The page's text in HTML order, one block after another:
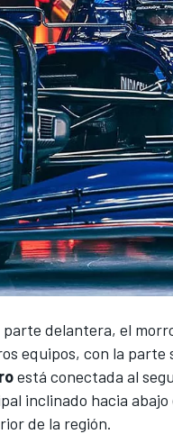
FÓRMULA E
delantera, el
equipos, con la
está conectada al
inclinado hacia
de la región.